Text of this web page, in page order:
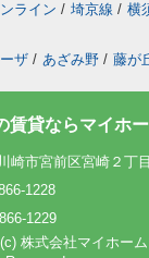
ライン / 埼京線 / 横
ザ / あざみ野 / 藤が
賃貸ならマイホ
崎市宮前区宮崎２丁
1228
1229
株式会社マイホー